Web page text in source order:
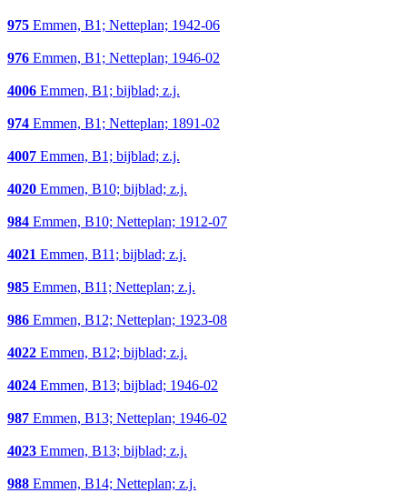
975 Emmen, B1; Netteplan; 1942-06
976 Emmen, B1; Netteplan; 1946-02
4006 Emmen, B1; bijblad; z.j.
974 Emmen, B1; Netteplan; 1891-02
4007 Emmen, B1; bijblad; z.j.
4020 Emmen, B10; bijblad; z.j.
984 Emmen, B10; Netteplan; 1912-07
4021 Emmen, B11; bijblad; z.j.
985 Emmen, B11; Netteplan; z.j.
986 Emmen, B12; Netteplan; 1923-08
4022 Emmen, B12; bijblad; z.j.
4024 Emmen, B13; bijblad; 1946-02
987 Emmen, B13; Netteplan; 1946-02
4023 Emmen, B13; bijblad; z.j.
988 Emmen, B14; Netteplan; z.j.